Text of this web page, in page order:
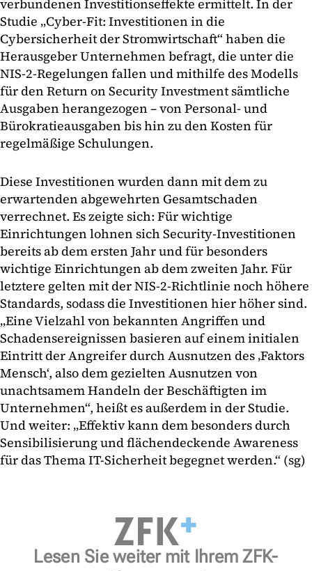
verbundenen Investitionseffekte ermittelt. In der
Studie „Cyber-Fit: Investitionen in die
Cybersicherheit der Stromwirtschaft“ haben die
Herausgeber Unternehmen befragt, die unter die
NIS-2-Regelungen fallen und mithilfe des Modells
für den Return on Security Investment sämtliche
Ausgaben herangezogen – von Personal- und
Bürokratieausgaben bis hin zu den Kosten für
regelmäßige Schulungen.
Diese Investitionen wurden dann mit dem zu
erwartenden abgewehrten Gesamtschaden
verrechnet. Es zeigte sich: Für wichtige
Einrichtungen lohnen sich Security-Investitionen
bereits ab dem ersten Jahr und für besonders
wichtige Einrichtungen ab dem zweiten Jahr. Für
letztere gelten mit der NIS-2-Richtlinie noch höhere
Standards, sodass die Investitionen hier höher sind.
„Eine Vielzahl von bekannten Angriffen und
Schadensereignissen basieren auf einem initialen
Eintritt der Angreifer durch Ausnutzen des ‚Faktors
Mensch‘, also dem gezielten Ausnutzen von
unachtsamem Handeln der Beschäftigten im
Unternehmen“, heißt es außerdem in der Studie.
Und weiter: „Effektiv kann dem besonders durch
Sensibilisierung und flächendeckende Awareness
für das Thema IT-Sicherheit begegnet werden.“ (sg)
Lesen Sie weiter mit Ihrem ZFK-